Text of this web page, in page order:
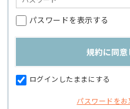
パスワードを表示する
ログインしたままにする
パスワードを